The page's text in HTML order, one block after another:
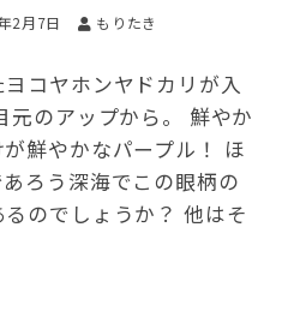
2月7日 もりたき
コヤホンヤドカリが入
元のアップから。 鮮やか
鮮やかなパープル！ ほ
ろう深海でこの眼柄の
のでしょうか？ 他はそ